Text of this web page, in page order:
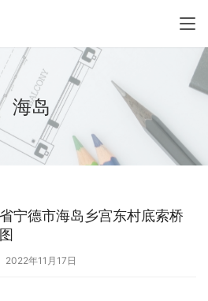
海岛
宁德市海岛乡宫东村底索桥
2022年11月17日